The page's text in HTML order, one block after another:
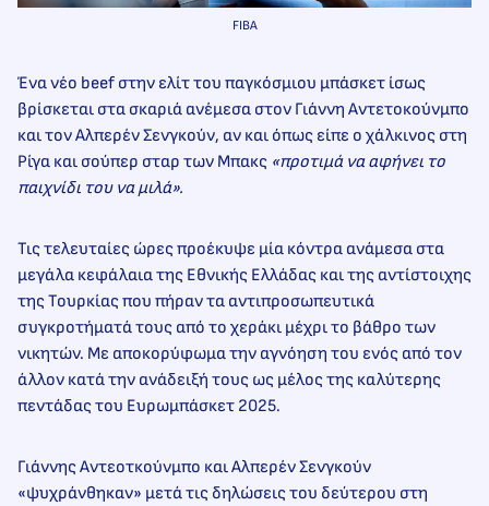
FIBA
Ένα νέο beef στην ελίτ του παγκόσμιου μπάσκετ ίσως
βρίσκεται στα σκαριά ανέμεσα στον Γιάννη Αντετοκούνμπο
και τον Αλπερέν Σενγκούν, αν και όπως είπε ο χάλκινος στη
Ρίγα και σούπερ σταρ των Μπακς «προτιμά να αφήνει το
παιχνίδι του να μιλά».
Τις τελευταίες ώρες προέκυψε μία κόντρα ανάμεσα στα
μεγάλα κεφάλαια της Εθνικής Ελλάδας και της αντίστοιχης
της Τουρκίας που πήραν τα αντιπροσωπευτικά
συγκροτήματά τους από το χεράκι μέχρι το βάθρο των
νικητών. Με αποκορύφωμα την αγνόηση του ενός από τον
άλλον κατά την ανάδειξή τους ως μέλος της καλύτερης
πεντάδας του Ευρωμπάσκετ 2025.
Γιάννης Αντεοτκούνμπο και Αλπερέν Σενγκούν
«ψυχράνθηκαν» μετά τις δηλώσεις του δεύτερου στη